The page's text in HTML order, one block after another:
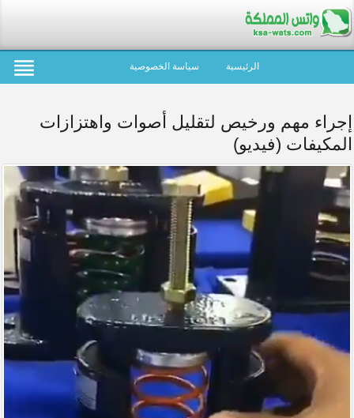
الرئيسية سياسة الخصوصية
إجراء مهم ورخيص لتقليل أصوات واهتزازات
المكيفات (فيديو)